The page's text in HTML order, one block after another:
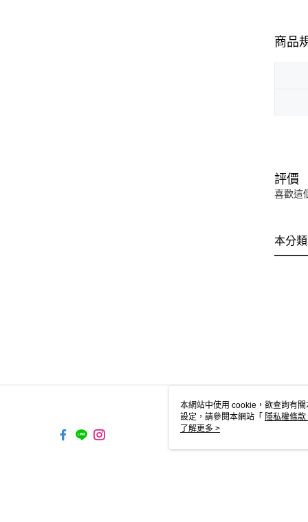
商品
評價
喜歡這
本分
本網站中使用 cookie，欲查詢有
設定，請參閱本網站「 隱私權條款
使用 cookie。
了解更多 >